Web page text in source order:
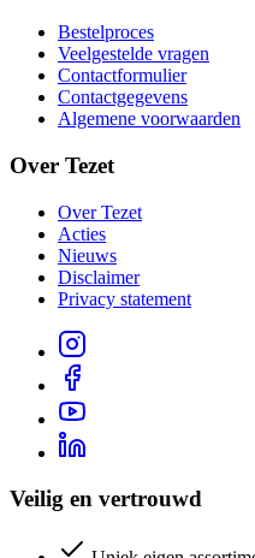
Bestelproces
Veelgestelde vragen
Contactformulier
Contactgegevens
Algemene voorwaarden
Over Tezet
Over Tezet
Acties
Nieuws
Disclaimer
Privacy statement
Veilig en vertrouwd